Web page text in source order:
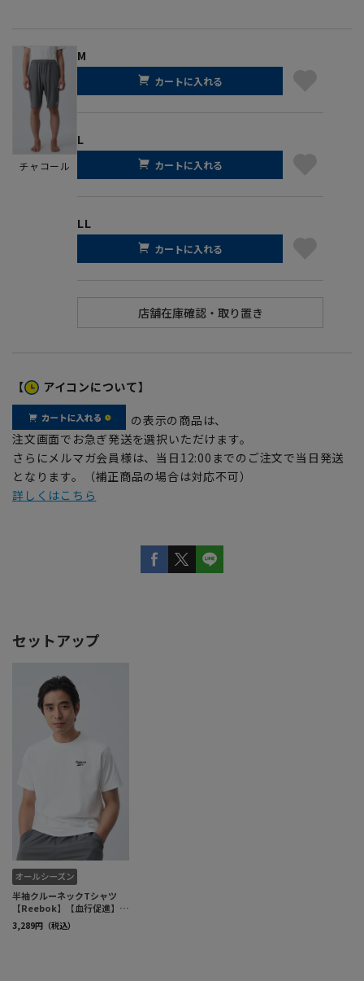
チャコール
M
カートに入れる
L
カートに入れる
LL
カートに入れる
【 アイコンについて】
の表示の商品は、
注文画面でお急ぎ発送を選択いただけます。
さらにメルマガ会員様は、当日12:00までのご注文で当日発送
となります。（補正商品の場合は対応不可）
詳しくはこちら